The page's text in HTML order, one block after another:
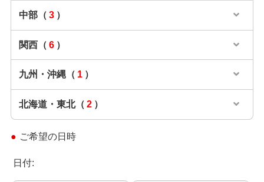
中部（ 3 ）
関西（ 6 ）
九州・沖縄（ 1 ）
北海道・東北（ 2 ）
ご希望の日時
日付: